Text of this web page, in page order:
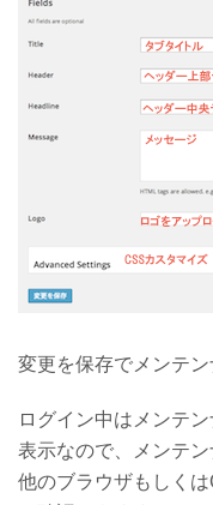
変更を保存でメンテン
ログイン中はメンテ
表示なので、メンテ
他のブラウザもしく